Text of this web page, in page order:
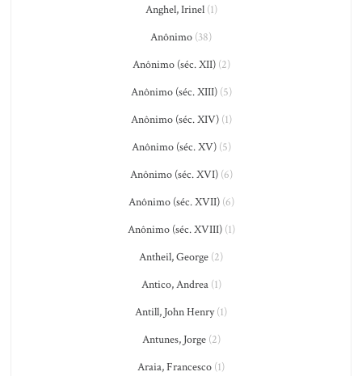
Anghel, Irinel(1)
Anônimo (38)
Anônimo (séc. XII)(2)
Anônimo (séc. XIII)(5)
Anônimo (séc. XIV)(1)
Anônimo (séc. XV)(5)
Anônimo (séc. XVI)(6)
Anônimo (séc. XVII)(6)
Anônimo (séc. XVIII)(1)
Antheil, George (2)
Antico, Andrea(1)
Antill, John Henry(1)
Antunes, Jorge(2)
Araia, Francesco (1)